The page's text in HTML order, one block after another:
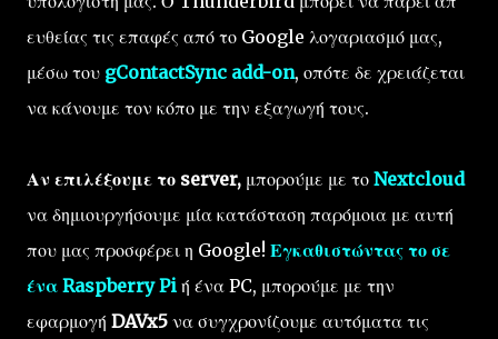
ευθείας τις επαφές από το Google λογαριασμό μας,
μέσω του gContactSync add-on, οπότε δε χρειάζεται
να κάνουμε τον κόπο με την εξαγωγή τους.
Αν επιλέξουμε το server, μπορούμε με το Nextcloud
να δημιουργήσουμε μία κατάσταση παρόμοια με αυτή
που μας προσφέρει η Google! Εγκαθιστώντας το σε
ένα Raspberry Pi ή ένα PC, μπορούμε με την
εφαρμογή DAVx5 να συγχρονίζουμε αυτόματα τις